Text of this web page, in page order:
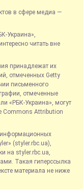
в сфере медиа —
Украина»,
читать вне
принадлежат их
отмеченных Getty
письменного
отмеченные
«РБК-Украина», могут
Commons Attribution
(styler.rbc.ua),
на styler.rbc.ua,
Такая гиперссылка
материала не ниже